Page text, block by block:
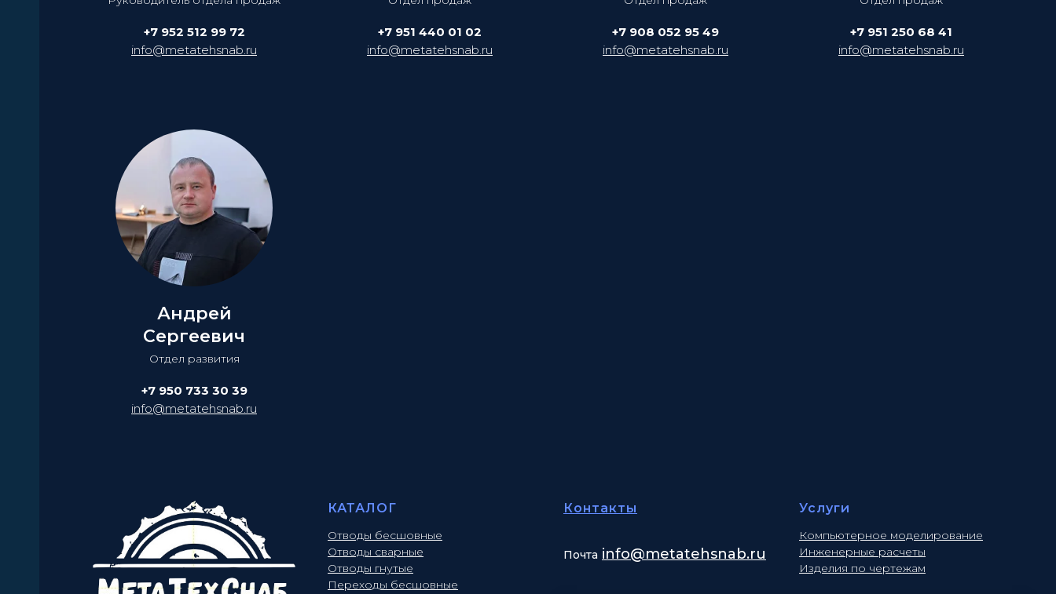
+7 952 512 99 72
info@metatehsnab.ru
+7 951 440 01 02
info@metatehsnab.ru
+7 908 052 95 49
info@metatehsnab.ru
+7 951 250 68 41
info@metatehsnab.ru
Андрей
Сергеевич
Отдел развития
+7 950 733 30 39
info@metatehsnab.ru
КАТАЛОГ
Отводы бесшовные
Отводы сварные
Отводы гнутые
Переходы бесшовные
Контакты
Почта info@metatehsnab.ru
Услуги
Компьютерное моделирование
Инженерные расчеты
Изделия по чертежам